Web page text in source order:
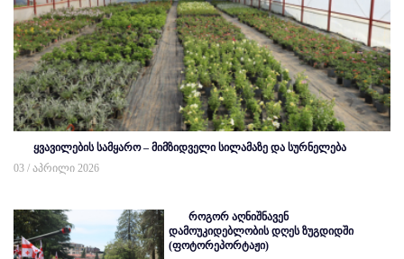
ყვავილების სამყარო – მიმზიდველი სილამაზე და სურნელება
03 / აპრილი 2026
როგორ აღნიშნავენ
დამოუკიდებლობის დღეს ზუგდიდში
(ფოტორეპორტაჟი)